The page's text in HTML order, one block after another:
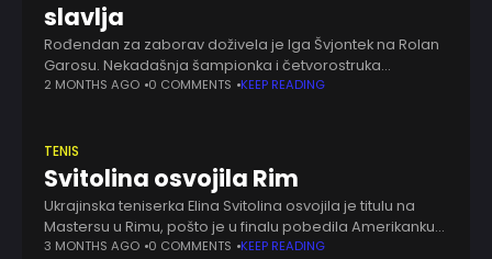
slavlja
Rođendan za zaborav doživela je Iga Švjontek na Rolan
Garosu. Nekadašnja šampionka i četvorostruka
osvajačica pehara u Parizu završila je takmičenje već u
2 MONTHS AGO 0 COMMENTS KEEP READING
TENIS
Svitolina osvojila Rim
Ukrajinska teniserka Elina Svitolina osvojila je titulu na
Mastersu u Rimu, pošto je u finalu pobedila Amerikanku
Koko Gof – 6:4, 6:7, 6:2. Svitolina je treći put u karijeri
3 MONTHS AGO 0 COMMENTS KEEP READING